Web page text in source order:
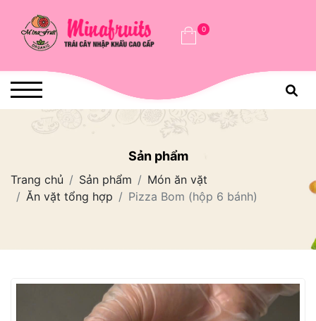
0
Sản phẩm
Trang chủ Sản phẩm
Món ăn vặt
Ăn vặt tổng hợp
Pizza Bom (hộp 6 bánh)